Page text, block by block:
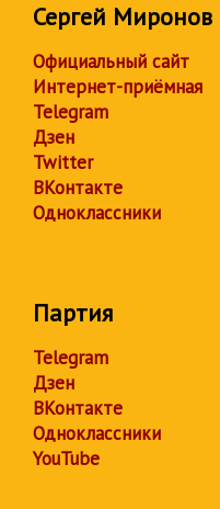
Сергей Миронов
Официальный сайт
Интернет-приёмная
Telegram
Дзен
Twitter
ВКонтакте
Одноклассники
Партия
Telegram
Дзен
ВКонтакте
Одноклассники
YouTube